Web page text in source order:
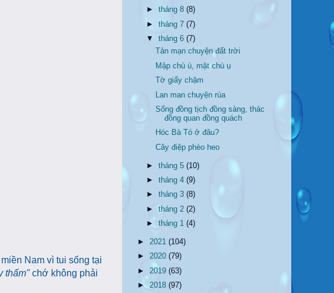
Nam vì tui sống tại
thấm"chớ không phải
►tháng 8(8)
►tháng 7(7)
▼tháng 6(7)
Tản mạn chuyện đất trời
Mập chù ù, mặt chù ụ
Tờ giấy chặm
Lan man chuyện rùa
Sống đồng tịch đồng sàng, thác
đồng quan đồng quách
Hóc Bà Tó ở đâu?
Cây điệp phèo heo
►tháng 5(10)
►tháng 4(9)
►tháng 3(8)
►tháng 2(2)
►tháng 1(4)
► 2021 (104)
► 2020 (79)
► 2019 (63)
► 2018 (97)